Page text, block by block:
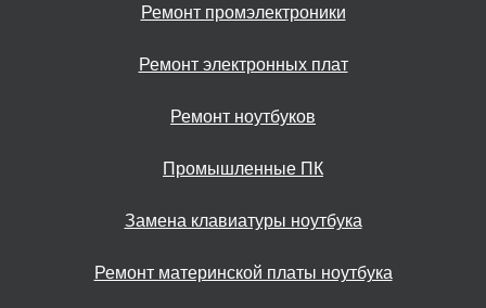
Ремонт промэлектроники
Ремонт электронных плат
Ремонт ноутбуков
Промышленные ПК
Замена клавиатуры ноутбука
Ремонт материнской платы ноутбука